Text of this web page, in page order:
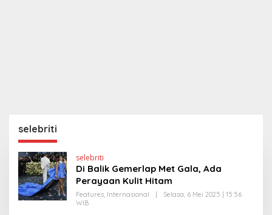
selebriti
selebriti
Di Balik Gemerlap Met Gala, Ada
Perayaan Kulit Hitam
Features, Internasional
Selasa, 6 Mei 2025 | 15:56
WIB